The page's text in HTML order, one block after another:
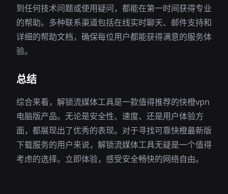
到任何技术问题或使用疑问，都能在第一时间获得专业
的帮助。多种联系渠道包括在线实时聊天、邮件支持和
详细的帮助文档，确保每位用户都能获得满意的服务体
验。
总结
综合来看，解锁流媒体工具是一款值得推荐的快橙vpn
电脑版产品。无论是安全性、速度、还是用户体验方
面，都展现出了优秀的表现。对于寻找可靠快橙最新版
下载服务的用户来说，解锁流媒体工具无疑是一个值得
考虑的选择。立即体验，感受安全畅快的网络自由。